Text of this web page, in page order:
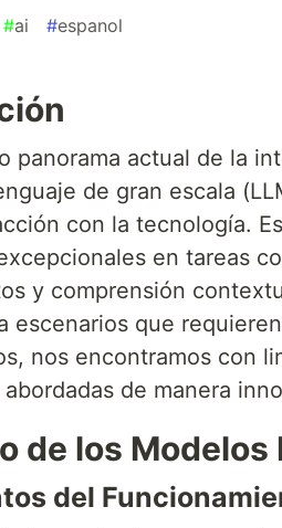
#ai #espanol
panorama actual de la
de gran escala
con la tecnología.
en tareas
y comprensión
escenarios que
nos encontramos con
de manera
de los
del